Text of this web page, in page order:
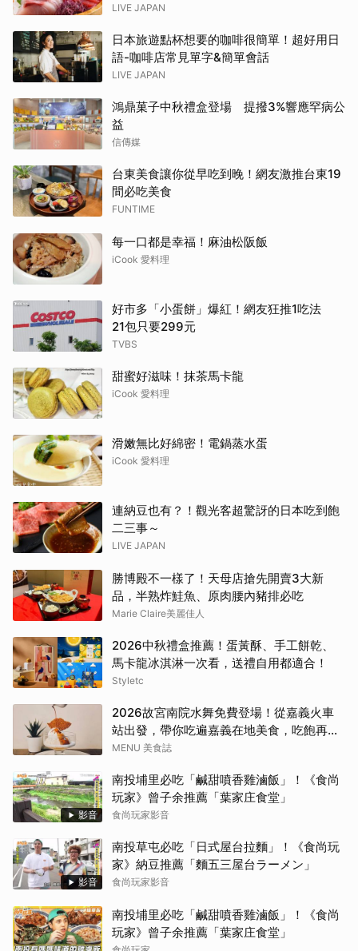
LIVE JAPAN
日本旅遊點杯想要的咖啡很簡單！超好用日
語-咖啡店常見單字&簡單會話
LIVE JAPAN
鴻鼎菓子中秋禮盒登場 提撥3%響應罕病公
益
信傳媒
台東美食讓你從早吃到晚！網友激推台東19
間必吃美食
FUNTIME
每一口都是幸福！麻油松阪飯
iCook 愛料理
好市多「小蛋餅」爆紅！網友狂推1吃法
21包只要299元
TVBS
甜蜜好滋味！抹茶馬卡龍
iCook 愛料理
滑嫩無比好綿密！電鍋蒸水蛋
iCook 愛料理
連納豆也有？！觀光客超驚訝的日本吃到飽
二三事～
LIVE JAPAN
勝博殿不一樣了！天母店搶先開賣3大新
品，半熟炸鮭魚、原肉腰內豬排必吃
Marie Claire美麗佳人
2026中秋禮盒推薦！蛋黃酥、手工餅乾、
馬卡龍冰淇淋一次看，送禮自用都適合！
Styletc
2026故宮南院水舞免費登場！從嘉義火車
站出發，帶你吃遍嘉義在地美食，吃飽再去
看夜間展演，這周末就這樣安排吧！
MENU 美食誌
影音
南投埔里必吃「鹹甜噴香雞滷飯」！《食尚
玩家》曾子余推薦「葉家庄食堂」
食尚玩家影音
影音
南投草屯必吃「日式屋台拉麵」！《食尚玩
家》納豆推薦「麵五三屋台ラーメン」
食尚玩家影音
南投埔里必吃「鹹甜噴香雞滷飯」！《食尚
玩家》曾子余推薦「葉家庄食堂」